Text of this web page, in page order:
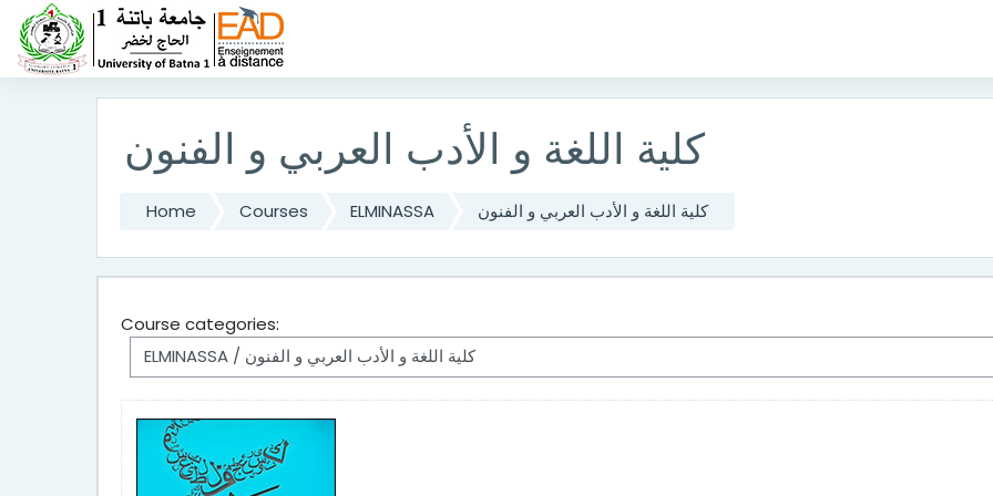
Skip to main content
كلية اللغة و الأدب العربي و الفنون
Home Courses ELMINASSA كلية اللغة و الأدب العربي و الفنون
Course categories: